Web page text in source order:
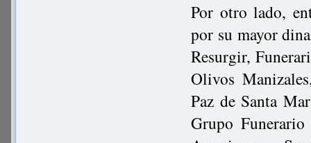
Por otro lado,
por su mayor
Resurgir,
Olivos
Paz de Santa
Grupo